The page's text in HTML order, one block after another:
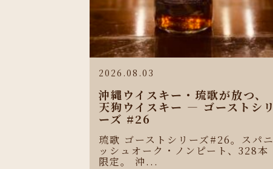
2026.08.03
沖縄ウイスキー・琉歌が放つ、
天狗ウイスキー ― ゴーストシリ
ーズ #26
琉歌 ゴーストシリーズ#26。スパニ
ッシュオーク・ノンピート、328本
限定。 沖...